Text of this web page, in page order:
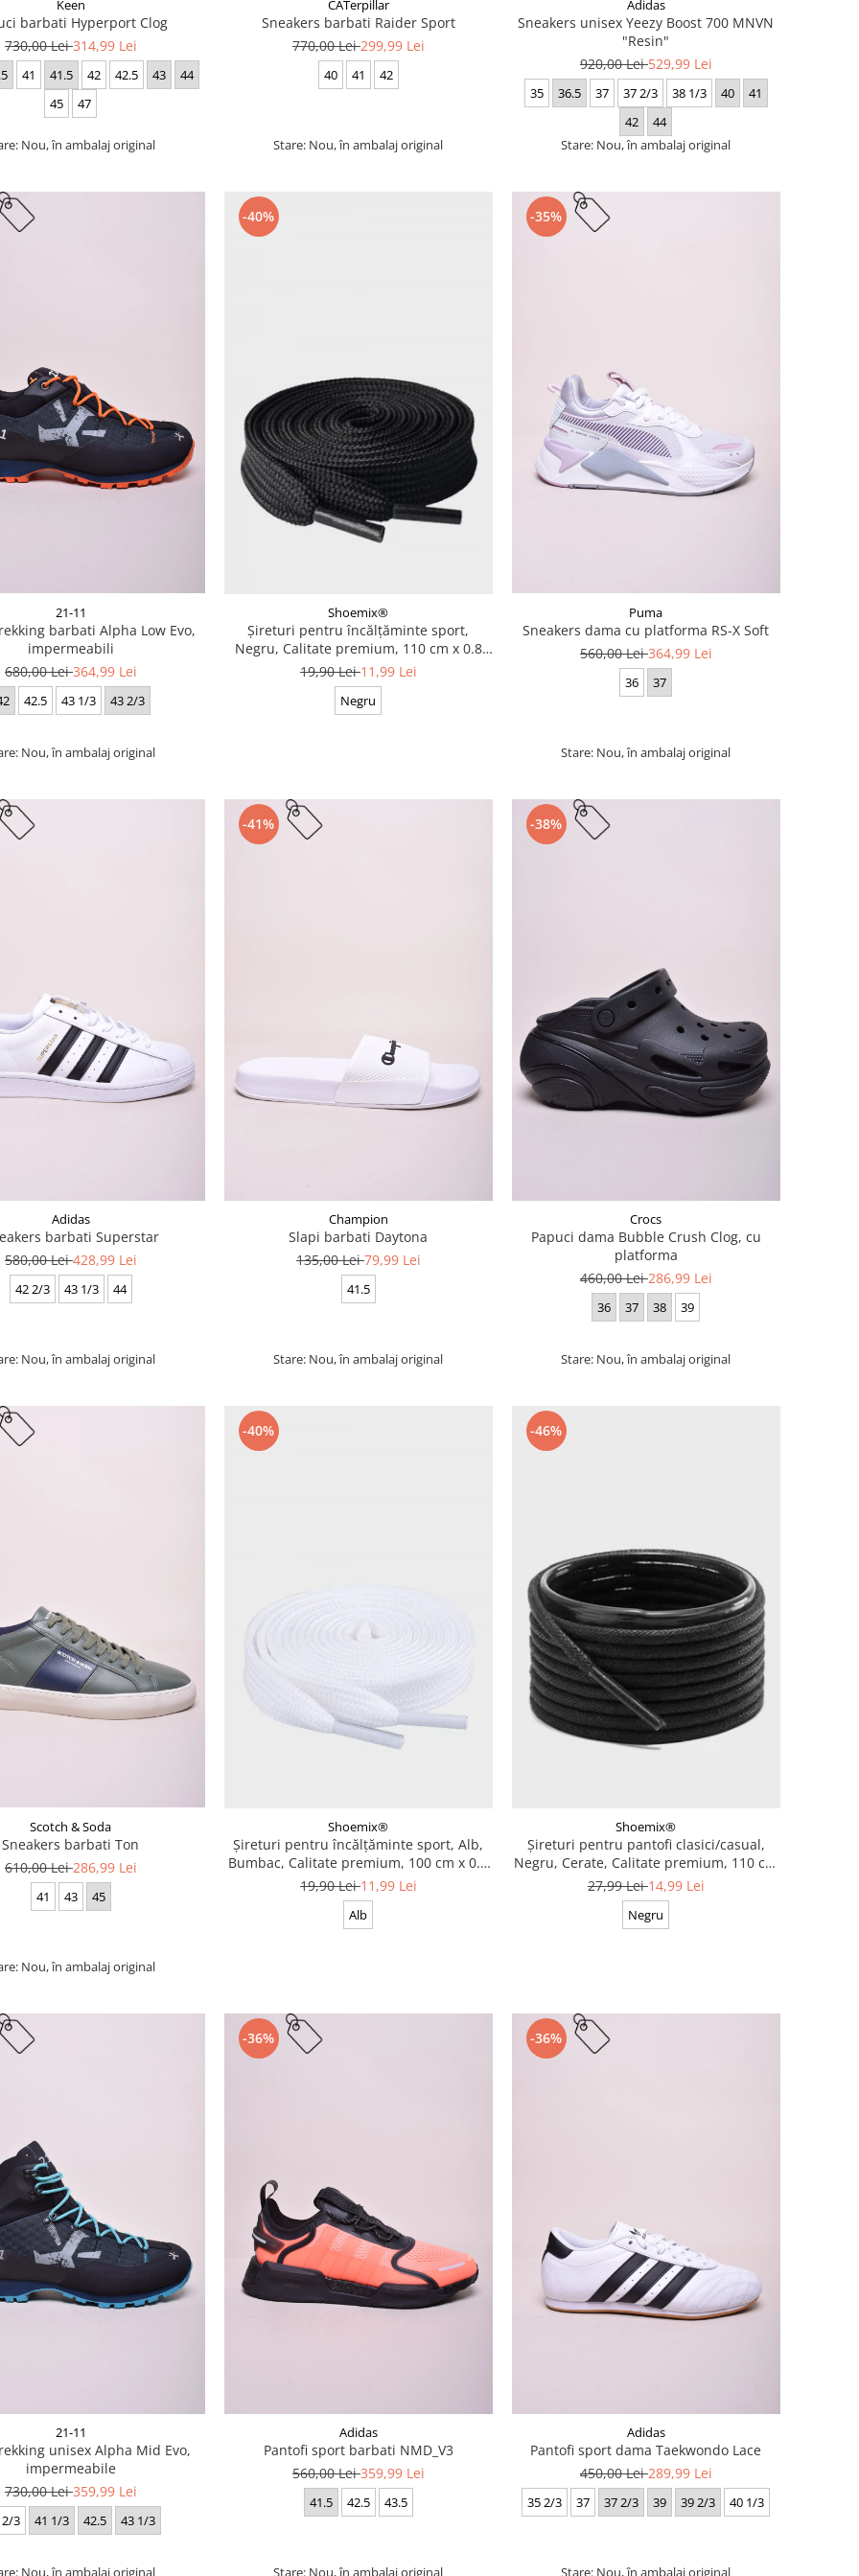
Keen
barbati Hyperport Clog
730,00 Lei314,99 Lei
41 41.5 42 42.5 43
44
45
47
Nou, în ambalaj original
CATerpillar
Sneakers barbati Raider Sport
770,00 Lei299,99 Lei
40 41 42
Stare: Nou, în ambalaj original
Adidas
Sneakers unisex Yeezy Boost 700 MNVN
"Resin"
920,00 Lei529,99 Lei
35 36.5 37 37 2/3 38 1/3 40
41
42
44
Stare: Nou, în ambalaj original
21-11
barbati Alpha Low Evo,
impermeabili
680,00 Lei364,99 Lei
42.5 43 1/3 43 2/3
Nou, în ambalaj original
-40%
Shoemix®
Șireturi pentru încălțăminte sport,
Negru, Calitate premium, 110 cm x 0.8
cm
19,90 Lei11,99 Lei
Negru
-35%
Puma
Sneakers dama cu platforma RS-X Soft
560,00 Lei364,99 Lei
36 37
Stare: Nou, în ambalaj original
Adidas
barbati Superstar
580,00 Lei428,99 Lei
42 2/3 43 1/3 44
Nou, în ambalaj original
-41%
Champion
Slapi barbati Daytona
135,00 Lei79,99 Lei
41.5
Stare: Nou, în ambalaj original
-38%
Crocs
Papuci dama Bubble Crush Clog, cu
platforma
460,00 Lei286,99 Lei
36 37 38 39
Stare: Nou, în ambalaj original
Scotch & Soda
Sneakers barbati Ton
610,00 Lei286,99 Lei
41 43 45
Nou, în ambalaj original
-40%
Shoemix®
Șireturi pentru încălțăminte sport, Alb,
Bumbac, Calitate premium, 100 cm x 0.8
cm
19,90 Lei11,99 Lei
Alb
-46%
Shoemix®
Șireturi pentru pantofi clasici/casual,
Negru, Cerate, Calitate premium, 110 cm
x 0.3 cm
27,99 Lei14,99 Lei
Negru
21-11
unisex Alpha Mid Evo,
impermeabile
730,00 Lei359,99 Lei
2/3 41 1/3 42.5 43 1/3
-36%
Adidas
Pantofi sport barbati NMD_V3
560,00 Lei359,99 Lei
41.5 42.5 43.5
-36%
Adidas
Pantofi sport dama Taekwondo Lace
450,00 Lei289,99 Lei
35 2/3 37 37 2/3 39 39 2/3 40 1/3